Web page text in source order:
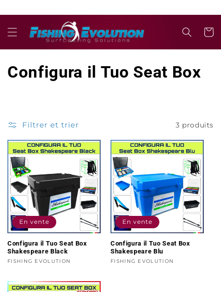
contenu
Panier
C
l
e
c
t
i
o
n
:
Configura il Tuo Seat Box
Filtrer et trier 3 produits
En vente
Configura il Tuo Seat Box
Shakespeare Black
Distributeur :
FISHING EVOLUTION
En vente
Configura il Tuo Seat Box
Shakespeare Blu
Distributeur :
FISHING EVOLUTION